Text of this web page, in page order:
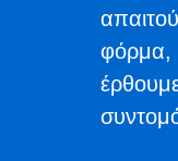
φόρμα,